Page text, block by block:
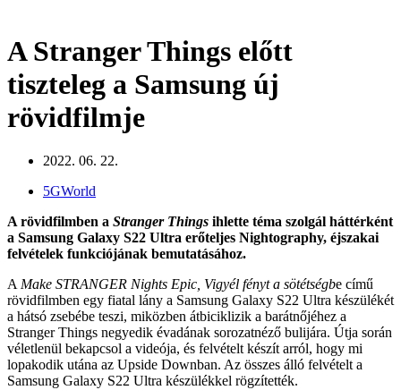
A Stranger Things előtt
tiszteleg a Samsung új
rövidfilmje
2022. 06. 22.
5GWorld
A rövidfilmben a Stranger Things ihlette téma szolgál háttérként
a Samsung Galaxy S22 Ultra erőteljes Nightography, éjszakai
felvételek funkciójának bemutatásához.
AMake STRANGER Nights Epic, Vigyél fényt a sötétségbe című
rövidfilmben egy fiatal lány a Samsung Galaxy S22 Ultra készülékét
a hátsó zsebébe teszi, miközben átbiciklizik a barátnőjéhez a
Stranger Things negyedik évadának sorozatnéző bulijára. Útja során
véletlenül bekapcsol a videója, és felvételt készít arról, hogy mi
lopakodik utána az Upside Downban. Az összes álló felvételt a
Samsung Galaxy S22 Ultra készülékkel rögzítették.